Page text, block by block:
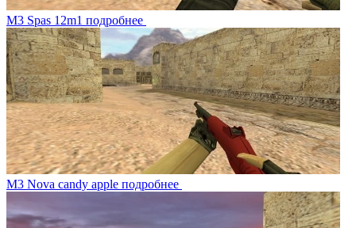
M3 Spas 12m1 подробнее
M3 Nova candy apple подробнее